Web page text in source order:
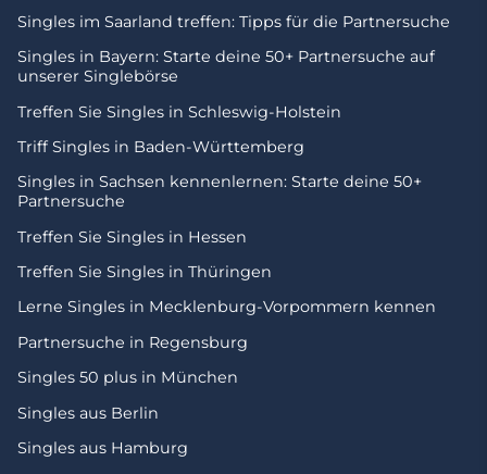
Singles im Saarland treffen: Tipps für die Partnersuche
Singles in Bayern: Starte deine 50+ Partnersuche auf
unserer Singlebörse
Treffen Sie Singles in Schleswig-Holstein
Triff Singles in Baden-Württemberg
Singles in Sachsen kennenlernen: Starte deine 50+
Partnersuche
Treffen Sie Singles in Hessen
Treffen Sie Singles in Thüringen
Lerne Singles in Mecklenburg-Vorpommern kennen
Partnersuche in Regensburg
Singles 50 plus in München
Singles aus Berlin
Singles aus Hamburg